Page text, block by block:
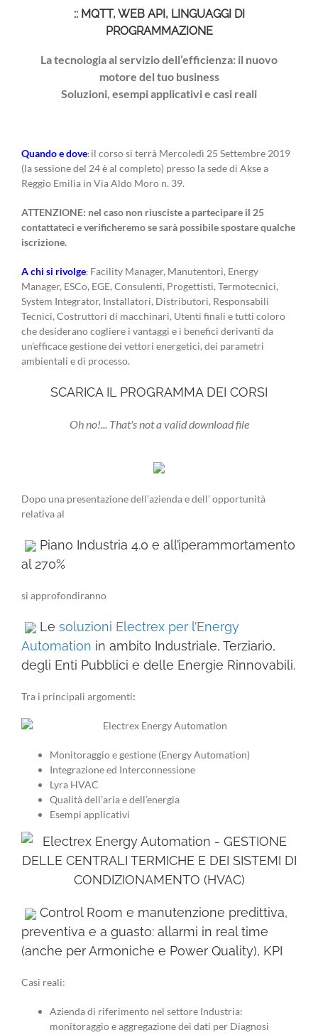
:: MQTT, WEB API, LINGUAGGI DI
PROGRAMMAZIONE
La tecnologia al servizio dell’efficienza: il nuovo
motore del tuo business
Soluzioni, esempi applicativi e casi reali
Quando e dove: il corso si terrà Mercoledì 25 Settembre 2019
(la sessione del 24 è al completo) presso la sede di Akse a
Reggio Emilia in Via Aldo Moro n. 39.
ATTENZIONE: nel caso non riusciste a partecipare il 25
contattateci e verificheremo se sarà possibile spostare qualche
iscrizione.
A chi si rivolge: Facility Manager, Manutentori, Energy
Manager, ESCo, EGE, Consulenti, Progettisti, Termotecnici,
System Integrator, Installatori, Distributori, Responsabili
Tecnici, Costruttori di macchinari, Utenti finali e tutti coloro
che desiderano cogliere i vantaggi e i benefici derivanti da
un’efficace gestione dei vettori energetici, dei parametri
ambientali e di processo.
SCARICA IL PROGRAMMA DEI CORSI
Oh no!... That's not a valid download file
Dopo una presentazione dell’azienda e dell’ opportunità
relativa al
Piano Industria 4.0 e all’iperammortamento
al 270%
si approfondiranno
Le soluzioni Electrex per l’Energy
Automation in ambito Industriale, Terziario,
degli Enti Pubblici e delle Energie Rinnovabili.
Tra i principali argomenti:
Monitoraggio e gestione (Energy Automation)
Integrazione ed Interconnessione
Lyra HVAC
Qualità dell’aria e dell’energia
Esempi applicativi
Control Room e manutenzione predittiva,
preventiva e a guasto: allarmi in real time
(anche per Armoniche e Power Quality), KPI
Casi reali:
Azienda di riferimento nel settore Industria:
monitoraggio e aggregazione dei dati per Diagnosi